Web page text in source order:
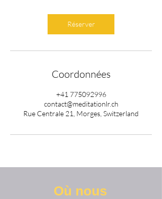
Réserver
Coordonnées
+41 775092996
contact@meditationlr.ch
Rue Centrale 21, Morges, Switzerland
Où nous